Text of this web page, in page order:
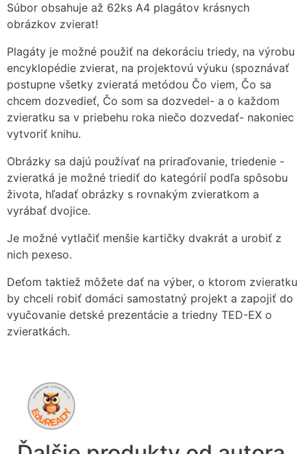
Súbor obsahuje až 62ks A4 plagátov krásnych
obrázkov zvierat!
Plagáty je možné použiť na dekoráciu triedy, na výrobu
encyklopédie zvierat, na projektovú výuku (spoznávať
postupne všetky zvieratá metódou Čo viem, Čo sa
chcem dozvedieť, Čo som sa dozvedel- a o každom
zvieratku sa v priebehu roka niečo dozvedať- nakoniec
vytvoriť knihu.
Obrázky sa dajú používať na priraďovanie, triedenie -
zvieratká je možné triediť do kategórií podľa spôsobu
života, hľadať obrázky s rovnakým zvieratkom a
vyrábať dvojice.
Je možné vytlačiť menšie kartičky dvakrát a urobiť z
nich pexeso.
Deťom taktiež môžete dať na výber, o ktorom zvieratku
by chceli robiť domáci samostatný projekt a zapojiť do
vyučovanie detské prezentácie a triedny TED-EX o
zvieratkách.